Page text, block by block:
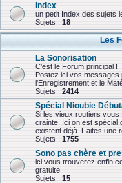
Index
un petit Index des sujets
Sujets : 18
Les
La Sonorisation
C'est le Forum principal !
Postez ici vos messages
l'Enregistrement et le
Sujets : 2414
Spécial Nioubie
Si les vieux routiers vous
crainte. Ici on est spécial
existent déjà. Faites une
Sujets : 1755
Sono pas chère et
ici vous trouverez enfin
gratuite
Sujets : 15